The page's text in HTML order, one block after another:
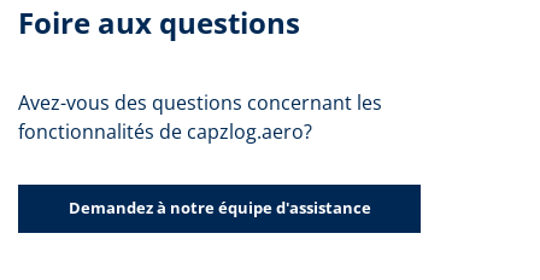
Foire aux questions
Avez-vous des questions concernant les
fonctionnalités de capzlog.aero?
Demandez à notre équipe d'assistance